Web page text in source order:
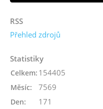
RSS
Přehled zdrojů
Statistiky
Celkem: 154405
Měsíc: 7569
Den: 171